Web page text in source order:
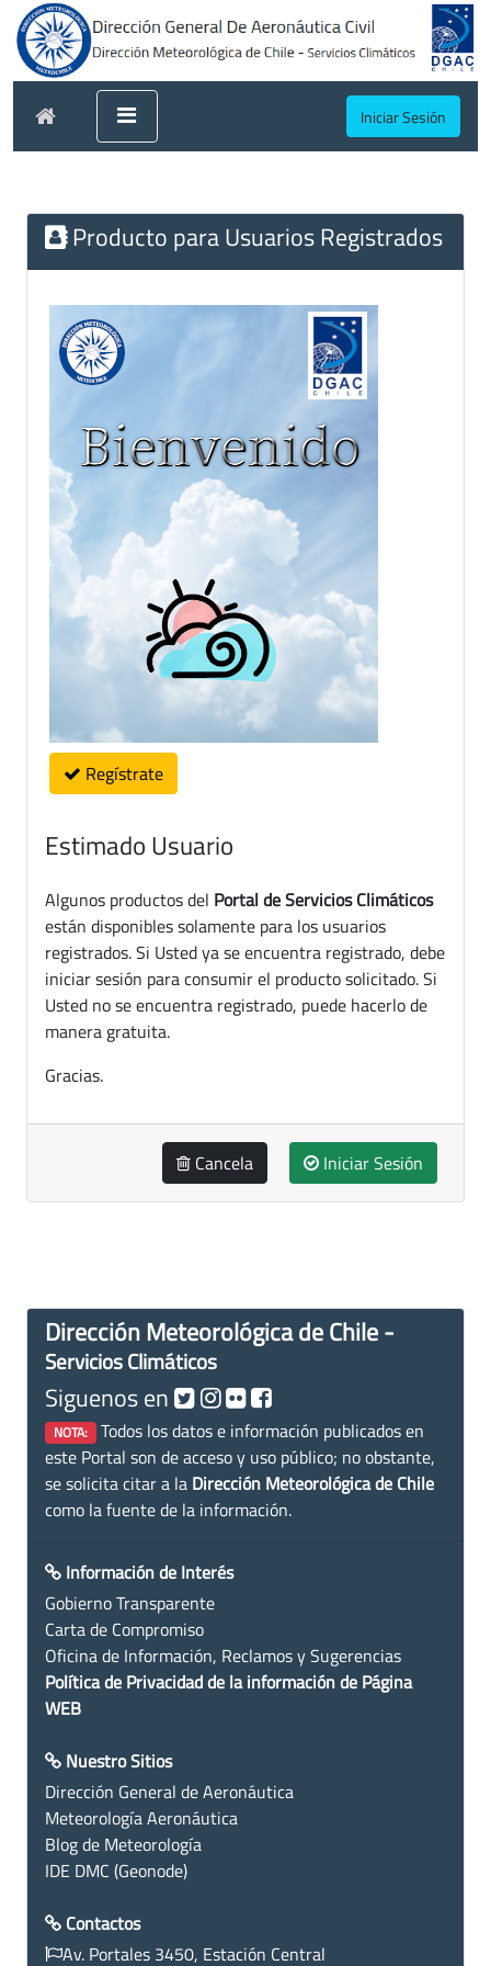
Iniciar Sesión
Producto para Usuarios Registrados
Regístrate
Estimado Usuario
Algunos productos del Portal de Servicios Climáticos
están disponibles solamente para los usuarios
registrados. Si Usted ya se encuentra registrado, debe
iniciar sesión para consumir el producto solicitado. Si
Usted no se encuentra registrado, puede hacerlo de
manera gratuita.
Gracias.
Cancela Iniciar Sesión
Dirección Meteorológica de Chile -
Servicios Climáticos
Siguenos en
NOTA: Todos los datos e información publicados en
este Portal son de acceso y uso público; no obstante,
se solicita citar a la Dirección Meteorológica de Chile
como la fuente de la información.
Información de Interés
Gobierno Transparente
Carta de Compromiso
Oficina de Información, Reclamos y Sugerencias
Política de Privacidad de la información de Página
WEB
Nuestro Sitios
Dirección General de Aeronáutica
Meteorología Aeronáutica
Blog de Meteorología
IDE DMC (Geonode)
Contactos
Av. Portales 3450, Estación Central